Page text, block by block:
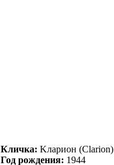
Кличка: Kлapион (Clarion)
Год рождения: 1944